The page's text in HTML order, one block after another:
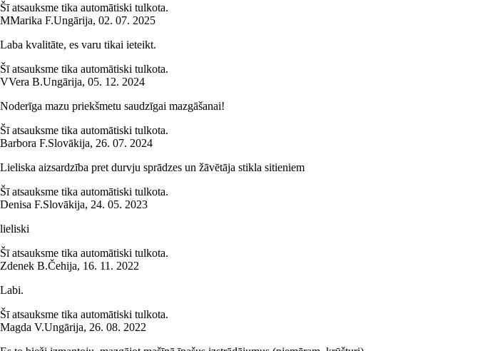
Šī atsauksme tika automātiski tulkota.
MMarika F.Ungārija, 02. 07. 2025
Laba kvalitāte, es varu tikai ieteikt.
Šī atsauksme tika automātiski tulkota.
VVera B.Ungārija, 05. 12. 2024
Noderīga mazu priekšmetu saudzīgai mazgāšanai!
Šī atsauksme tika automātiski tulkota.
Barbora F.Slovākija, 26. 07. 2024
Lieliska aizsardzība pret durvju sprādzes un žāvētāja stikla sitieniem
Šī atsauksme tika automātiski tulkota.
Denisa F.Slovākija, 24. 05. 2023
lieliski
Šī atsauksme tika automātiski tulkota.
Zdenek B.Čehija, 16. 11. 2022
Labi.
Šī atsauksme tika automātiski tulkota.
Magda V.Ungārija, 26. 08. 2022